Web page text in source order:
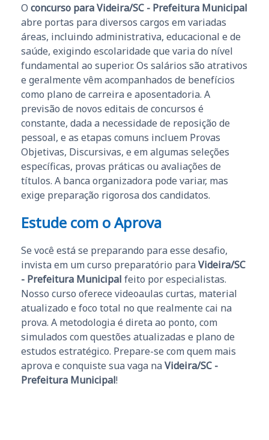
O concurso para Videira/SC - Prefeitura Municipal
abre portas para diversos cargos em variadas
áreas, incluindo administrativa, educacional e de
saúde, exigindo escolaridade que varia do nível
fundamental ao superior. Os salários são atrativos
e geralmente vêm acompanhados de benefícios
como plano de carreira e aposentadoria. A
previsão de novos editais de concursos é
constante, dada a necessidade de reposição de
pessoal, e as etapas comuns incluem Provas
Objetivas, Discursivas, e em algumas seleções
específicas, provas práticas ou avaliações de
títulos. A banca organizadora pode variar, mas
exige preparação rigorosa dos candidatos.
Estude com o Aprova
Se você está se preparando para esse desafio,
invista em um curso preparatório para Videira/SC
- Prefeitura Municipal feito por especialistas.
Nosso curso oferece videoaulas curtas, material
atualizado e foco total no que realmente cai na
prova. A metodologia é direta ao ponto, com
simulados com questões atualizadas e plano de
estudos estratégico. Prepare-se com quem mais
aprova e conquiste sua vaga na Videira/SC -
Prefeitura Municipal!